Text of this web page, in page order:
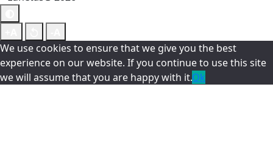
We use cookies to ensure that we give you the best
experience on our website. If you continue to use this site
we will assume that you are happy with it.Ok